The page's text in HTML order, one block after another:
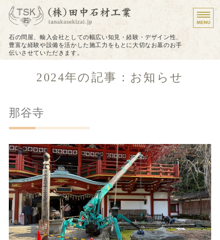
墓石のことなら株式
石の問屋、輸入会社としての幅広い知見・経験・デザイン性、
豊富な経験や設備を活かした施工力をもとに大切なお墓のお手
伝いさせていただきます。
施工実績
お問い合わせ
2024年の記事：お知らせ
那谷寺